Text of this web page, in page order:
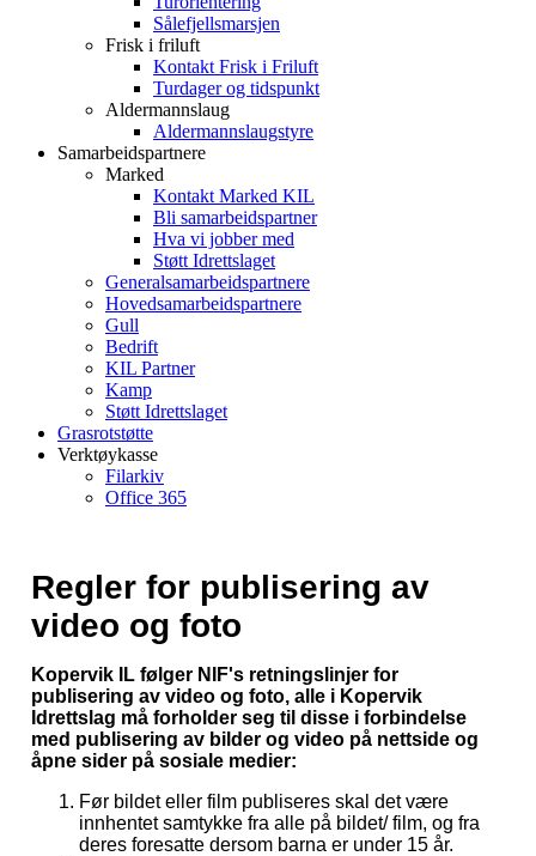
Sålefjellsmarsjen
Frisk i friluft
Kontakt Frisk i Friluft
Turdager og tidspunkt
Aldermannslaug
Aldermannslaugstyre
Samarbeidspartnere
Marked
Kontakt Marked KIL
Bli samarbeidspartner
Hva vi jobber med
Støtt Idrettslaget
Generalsamarbeidspartnere
Hovedsamarbeidspartnere
Gull
Bedrift
KIL Partner
Kamp
Støtt Idrettslaget
Grasrotstøtte
Verktøykasse
Filarkiv
Office 365
Regler for publisering av
video og foto
Kopervik IL følger NIF's retningslinjer for
publisering av video og foto, alle i Kopervik
Idrettslag må forholder seg til disse i forbindelse
med publisering av bilder og video på nettside og
åpne sider på sosiale medier:
Før bildet eller film publiseres skal det være
innhentet samtykke fra alle på bildet/ film, og fra
deres foresatte dersom barna er under 15 år.